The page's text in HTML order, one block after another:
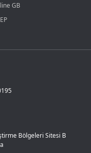
GB
Bölgeleri Sitesi B